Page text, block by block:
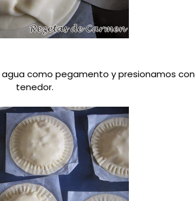
como pegamento y presionamos con
tenedor.